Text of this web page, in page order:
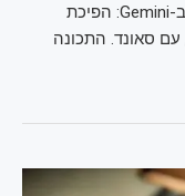
1 גוגל (Google) משיקה יכולת חדשה ב-Gemini: הפיכת
עם סאונד. התכונה